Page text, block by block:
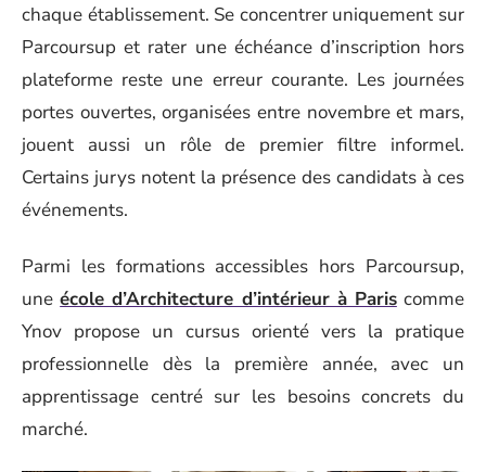
chaque établissement. Se concentrer uniquement sur
Parcoursup et rater une échéance d’inscription hors
plateforme reste une erreur courante. Les journées
portes ouvertes, organisées entre novembre et mars,
jouent aussi un rôle de premier filtre informel.
Certains jurys notent la présence des candidats à ces
événements.
Parmi les formations accessibles hors Parcoursup,
uneécole d’Architecture d’intérieur à Pariscomme
Ynov propose un cursus orienté vers la pratique
professionnelle dès la première année, avec un
apprentissage centré sur les besoins concrets du
marché.